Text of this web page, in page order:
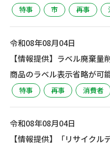
特事 市 再事
令和08年08月04日
【情報提供】ラベル廃棄
商品のラベル表示省略が可
特事 再事 消費者
令和08年08月04日
【情報提供】「リサイク